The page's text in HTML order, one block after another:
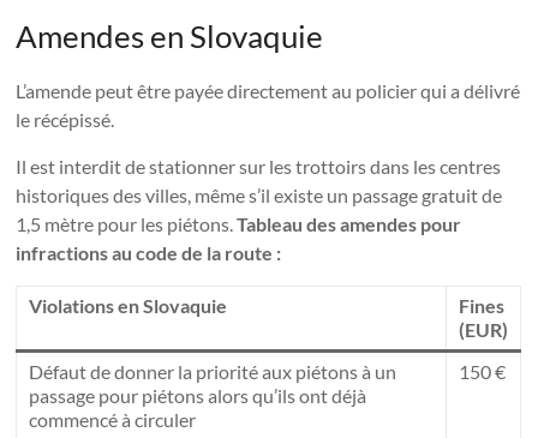
Amendes en Slovaquie
L’amende peut être payée directement au policier qui a délivré
le récépissé.
Il est interdit de stationner sur les trottoirs dans les centres
historiques des villes, même s’il existe un passage gratuit de
1,5 mètre pour les piétons.Tableau des amendes pour
infractions au code de la route :
Violations en Slovaquie
Fines
(EUR)
Défaut de donner la priorité aux piétons à un
passage pour piétons alors qu’ils ont déjà
commencé à circuler
150 €